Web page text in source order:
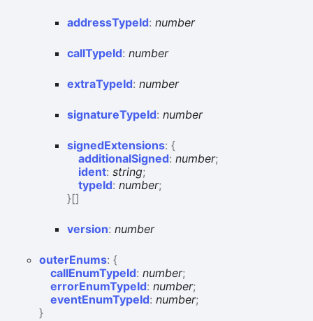
addressTypeId: number
callTypeId: number
extraTypeId: number
signatureTypeId: number
signedExtensions: {
additionalSigned: number;
ident: string;
typeId: number;
}[]
version: number
outerEnums: {
callEnumTypeId: number;
errorEnumTypeId: number;
eventEnumTypeId: number;
}